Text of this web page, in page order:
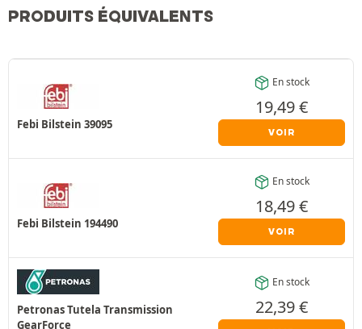
PRODUITS ÉQUIVALENTS
Febi Bilstein 39095
En stock
19,49€
VOIR
Febi Bilstein 194490
En stock
18,49€
VOIR
Petronas Tutela Transmission
GearForce
En stock
22,39€